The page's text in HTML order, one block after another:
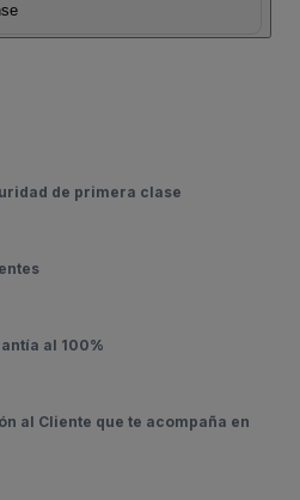
de primera clase
al 100%
al Cliente que te acompaña en